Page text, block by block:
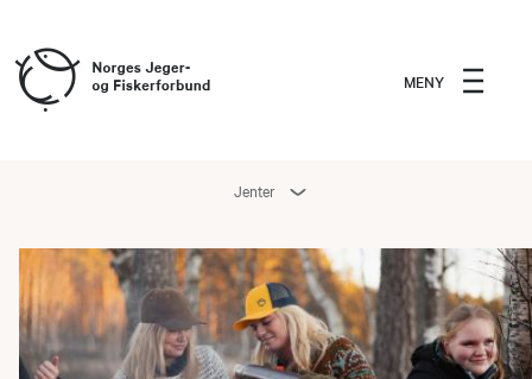
MENY
Jenter